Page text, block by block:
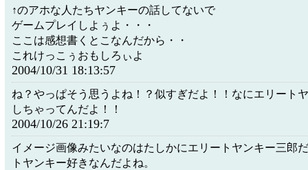
↑のアホな人たちヤンキーの話してないで
ゲームプレイしよぅよ・・・
ここは感想書くとこなんだから・・
これけっこぅおもしろぃよ
2004/10/31 18:13:57
ね？やっぱそう思うよね！？似すぎだよ！！なにエリート
しちゃってんだよ！！
2004/10/26 21:19:7
イメージ画像みたいなのはたしかにエリートヤンキー三郎
トヤンキー好きなんだよね。